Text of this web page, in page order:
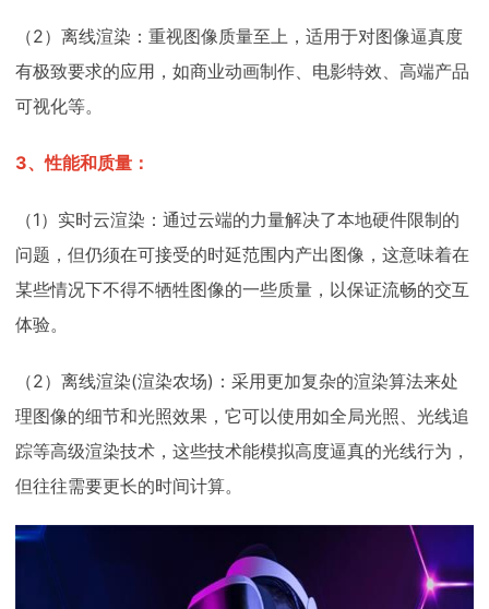
（2）离线渲染：重视图像质量至上，适用于对图像逼真度
有极致要求的应用，如商业动画制作、电影特效、高端产品
可视化等。
3、性能和质量：
（1）实时云渲染：通过云端的力量解决了本地硬件限制的
问题，但仍须在可接受的时延范围内产出图像，这意味着在
某些情况下不得不牺牲图像的一些质量，以保证流畅的交互
体验。
（2）离线渲染(渲染农场)：采用更加复杂的渲染算法来处
理图像的细节和光照效果，它可以使用如全局光照、光线追
踪等高级渲染技术，这些技术能模拟高度逼真的光线行为，
但往往需要更长的时间计算。